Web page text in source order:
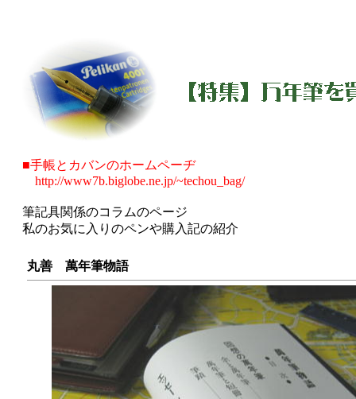
■手帳とカバンのホームペーヂ
http://www7b.biglobe.ne.jp/~techou_bag/
筆記具関係のコラムのページ
私のお気に入りのペンや購入記の紹介
丸善 萬年筆物語